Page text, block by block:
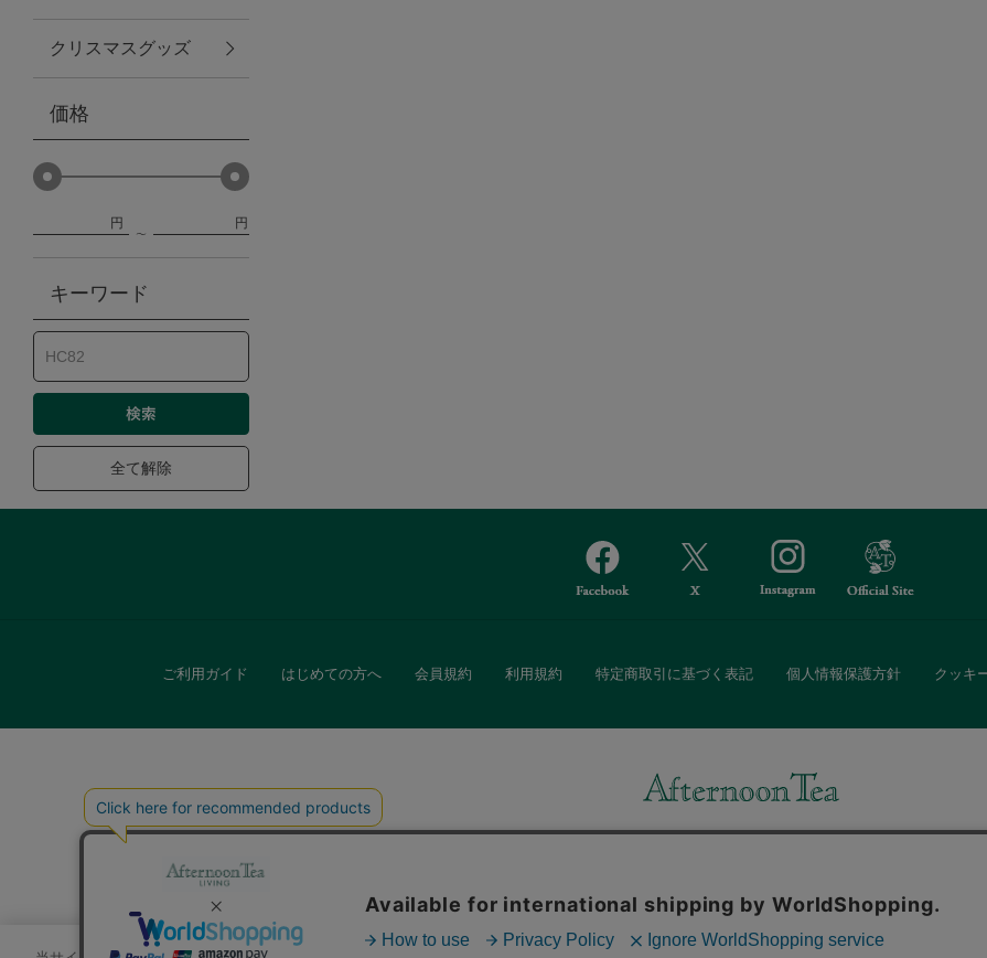
防災グッズ・非常食
トレーニング
ヴィンテージ
クリスマスグッズ
価格
円 円
キーワード
全て解除
ご利用ガイド はじめての方へ 会員規約 利用規約 特定商取引に基づく表記 個人情報保護方針 クッキ
また、ギフトセットなどギフトにぴったりの豊富な商品がラインナップ。
「ソーシャルギフト」サービスもご提供しています。